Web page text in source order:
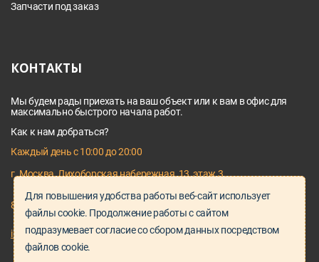
Запчасти под заказ
КОНТАКТЫ
Мы будем рады приехать на ваш объект или к вам в офис для
максимально быстрого начала работ.
Как к нам добраться?
Каждый день с 10:00 до 20:00
г. Москва, Лихоборская набережная, 13, этаж 3
8 495 128 03 64
info@proservice-klimat.ru
Для повышения удобства работы веб-сайт использует
файлы cookie. Продолжение работы с сайтом
подразумевает согласие со сбором данных посредством
файлов cookie.